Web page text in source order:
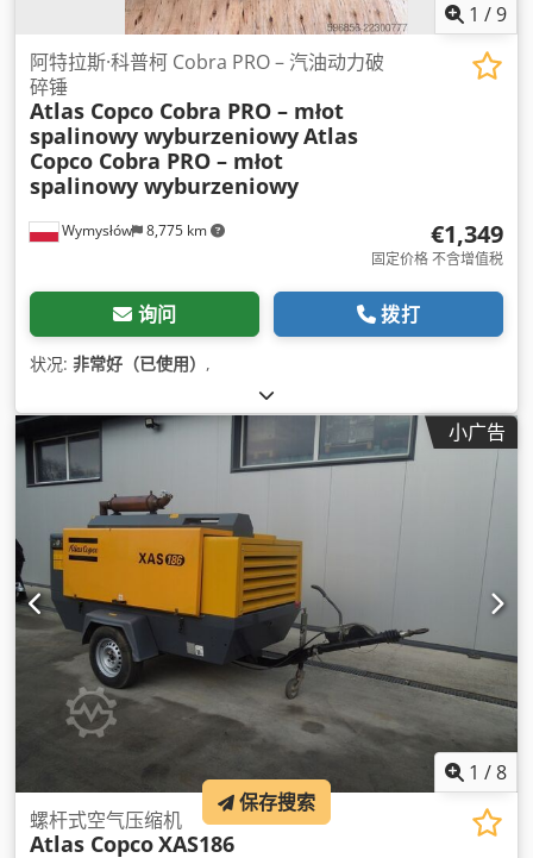
1 /9
Wymysłów 8,775 km
阿特拉斯·科普柯 Cobra PRO – 汽油动力破
碎锤
Atlas Copco Cobra PRO – młot
spalinowy wyburzeniowyAtlas
Copco Cobra PRO – młot
spalinowy wyburzeniowy
€1,349
固定价格 不含增值税
询问 拨打
状况: 非常好（已使用） ,
小广告
1 /8
螺杆式空气压缩机
Atlas CopcoXAS186
保存搜索